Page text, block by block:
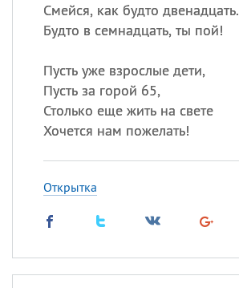
Смейся, как будто двенадцать.
Будто в семнадцать, ты пой!
Пусть уже взрослые дети,
Пусть за горой 65,
Столько еще жить на свете
Хочется нам пожелать!
Открытка